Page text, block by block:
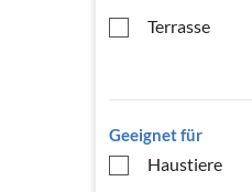
Terrasse
Geeignet für
Haustiere